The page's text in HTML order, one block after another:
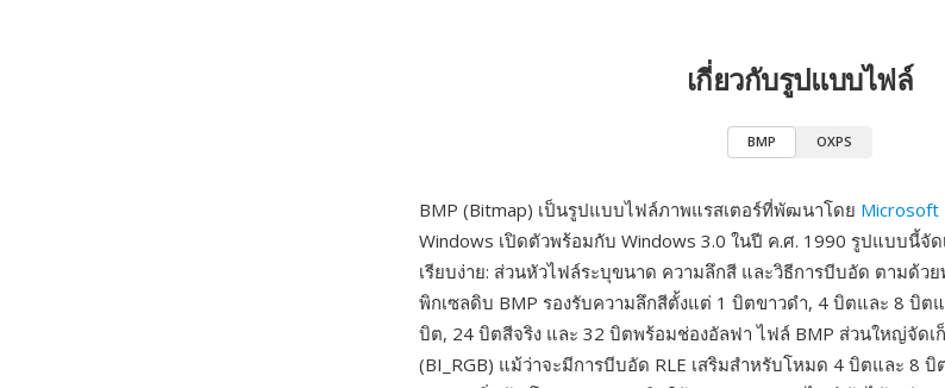
เกี่ยวกับรูปแบบไฟล์
BMP OXPS
BMP (Bitmap) เป็นรูปแบบไฟล์ภาพแรสเตอร์ที่พัฒนาโดย Microsoft
Windows เปิดตัวพร้อมกับ Windows 3.0 ในปี ค.ศ. 1990 รูปแบบนี้จั
เรียบง่าย: ส่วนหัวไฟล์ระบุขนาด ความลึกสี และวิธีการบีบอัด ตามด้วย
พิกเซลดิบ BMP รองรับความลึกสีตั้งแต่ 1 บิตขาวดำ, 4 บิตและ 8 บิ
บิต, 24 บิตสีจริง และ 32 บิตพร้อมช่องอัลฟา ไฟล์ BMP ส่วนใหญ่จัด
(BI_RGB) แม้ว่าจะมีการบีบอัด RLE เสริมสำหรับโหมด 4 บิตและ 8 บิ